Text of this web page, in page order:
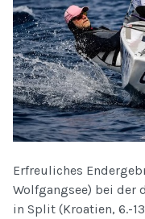
Erfreuliches
Wolfgangsee) bei der
in Split (Kroatien, 6.-